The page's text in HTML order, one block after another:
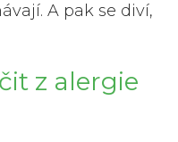
A pak se diví,
z alergie